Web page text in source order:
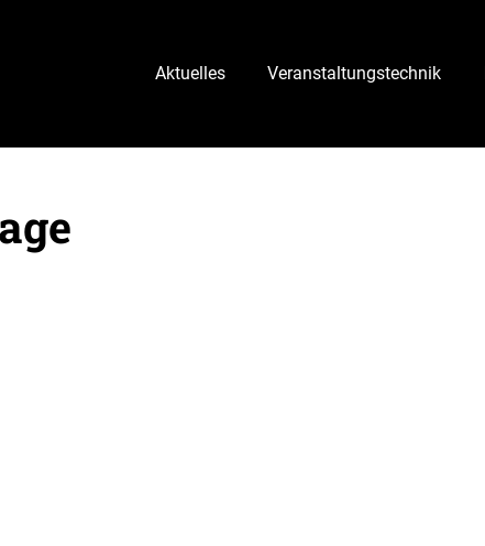
Aktuelles Veranstaltungstechnik